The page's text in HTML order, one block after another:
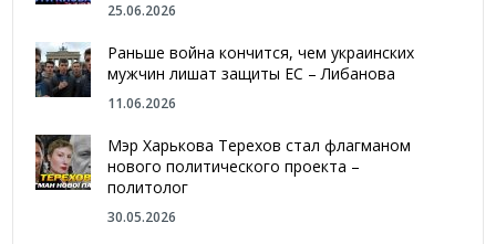
25.06.2026
Раньше война кончится, чем украинских
мужчин лишат защиты ЕС – Либанова
11.06.2026
Мэр Харькова Терехов стал флагманом
нового политического проекта –
политолог
30.05.2026